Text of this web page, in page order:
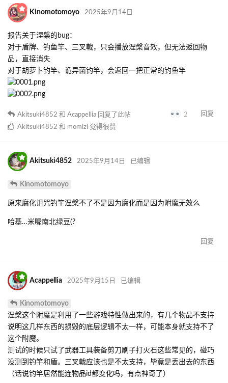
Kinomotomoyo 2025年9月14日
报告关于涅槃的bug：
对于盾牌、钓鱼竿、三叉戟，只会播放涅槃音效，但无法返回物
品，直接消失
对于胡萝卜钓竿、诡异菌钓竿，会返回一把正常的钓鱼竿
2 回复
Akitsuki4852 和 Acappellia 回复了此帖
Akitsuki4852 和 momizi 觉得很赞
Akitsuki4852 2025年9月14日 已编辑
Kinomotomoyo
原来腐化诅咒钓竿涅槃不了不是因为腐化而是因为附魔无效么
哈基…米喔南北绿豆(?
回复
Acappellia 2025年9月15日 已编辑
Kinomotomoyo
涅槃这个附魔是利用了一些游戏特性做出来的，有几个物品不支持
说明这几样东西的损毁的底层逻辑不太一样，可能本身就支持不了
这个附魔。
测试的时候只试了武器工具装备剪刀刷子打火石这些常见的，碰巧
没测到钓竿和盾。三叉戟应该也是不太支持，毕竟是丢出去的东西
（话说钓竿居然能连物品id都变化吗，有点神奇了）